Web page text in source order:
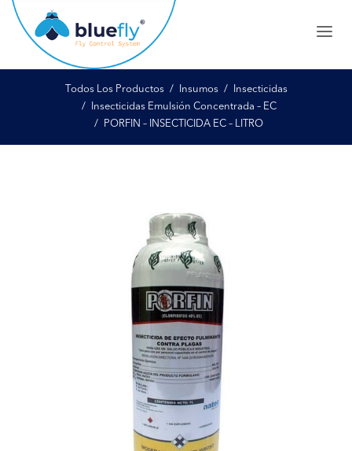
Todos Los Productos Insumos
Insecticidas
Insecticidas Emulsión Concentrada – EC
PORFIN – INSECTICIDA EC – LITRO